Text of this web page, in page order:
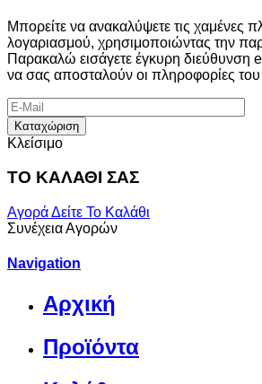
Μπορείτε να ανακαλύψετε τις χαμένες
λογαριασμού, χρησιμοποιώντας την
Παρακαλώ εισάγετε έγκυρη διεύθυνση
να σας αποσταλούν οι πληροφορίες
Καταχώριση
Κλείσιμο
ΤΟ ΚΑΛΑΘΙ ΣΑΣ
ΑγοράΔείτε Το Καλάθι
Συνέχεια Αγορών
Navigation
Αρχική
Προϊόντα